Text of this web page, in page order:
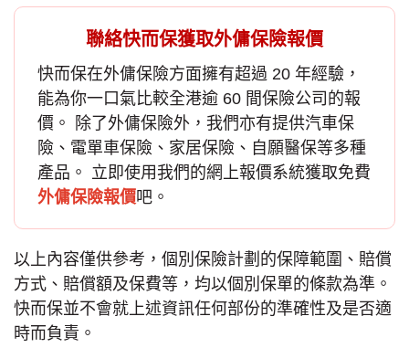
聯絡快而保獲取外傭保險報價
快而保在外傭保險方面擁有超過 20 年經驗，
能為你一口氣比較全港逾 60 間保險公司的報
價。 除了外傭保險外，我們亦有提供汽車保
險、電單車保險、家居保險、自願醫保等多種
產品。 立即使用我們的網上報價系統獲取免費
外傭保險報價吧。
以上內容僅供參考，個別保險計劃的保障範圍、賠償
方式、賠償額及保費等，均以個別保單的條款為準。
快而保並不會就上述資訊任何部份的準確性及是否適
時而負責。